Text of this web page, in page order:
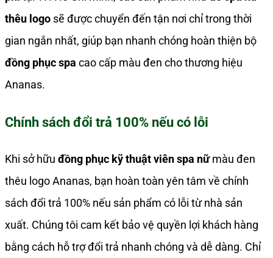
thêu logo sẽ được chuyển đến tận nơi chỉ trong thời
gian ngắn nhất, giúp bạn nhanh chóng hoàn thiện bộ
đồng phục spa cao cấp màu đen cho thương hiệu
Ananas.
Chính sách đổi trả 100% nếu có lỗi
Khi sở hữu đồng phục kỹ thuật viên spa nữmàu đen
thêu logo Ananas, bạn hoàn toàn yên tâm về chính
sách đổi trả 100% nếu sản phẩm có lỗi từ nhà sản
xuất. Chúng tôi cam kết bảo vệ quyền lợi khách hàng
bằng cách hỗ trợ đổi trả nhanh chóng và dễ dàng. Chỉ